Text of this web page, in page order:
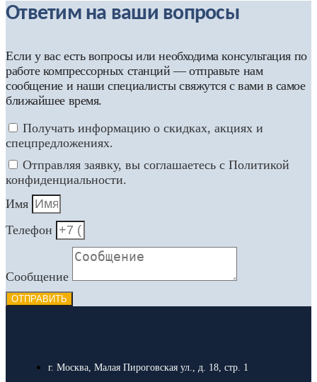
Ответим на ваши вопросы
Если у вас есть вопросы или необходима консультация по
работе компрессорных станций — отправьте нам
сообщение и наши специалисты свяжутся с вами в самое
ближайшее время.
Получать информацию о скидках, акциях и
спецпредложениях.
Отправляя заявку, вы соглашаетесь с Политикой
конфиденциальности.
Имя
Телефон
Сообщение
ОТПРАВИТЬ
г. Москва, Малая Пироговская ул., д. 18, стр. 1